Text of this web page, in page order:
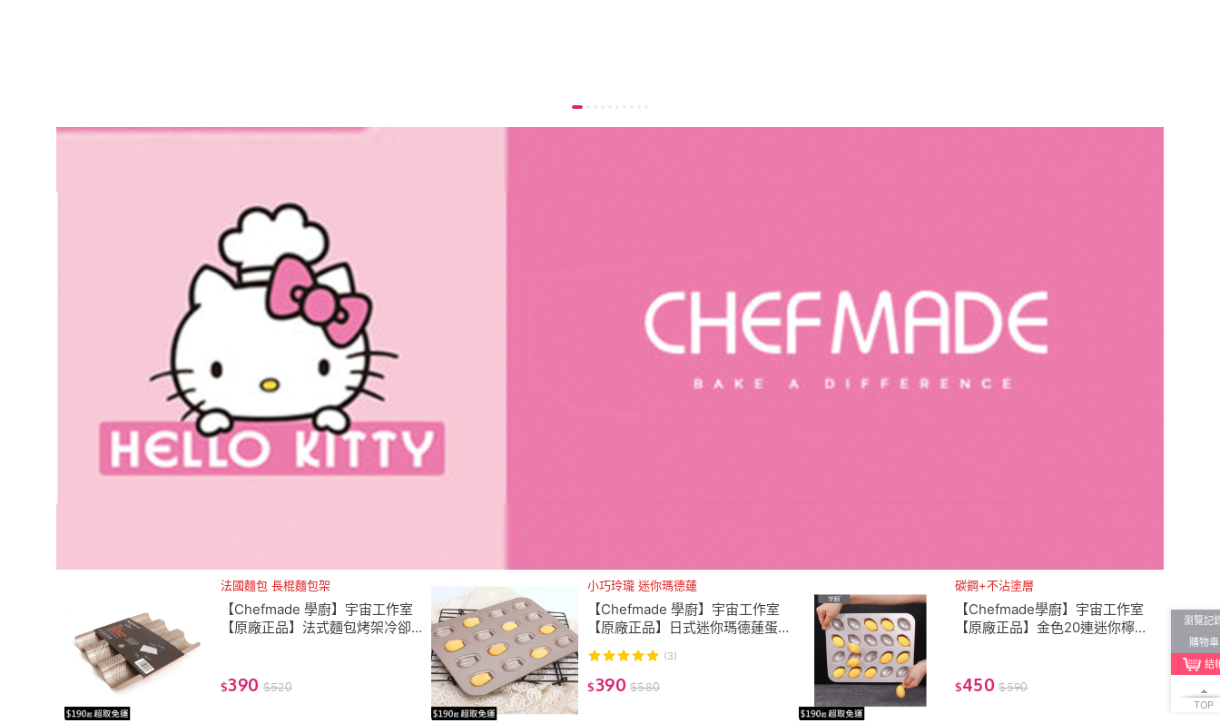
法國麵包 長棍麵包架
【Chefmade 學廚】宇宙工作室
【原廠正品】法式麵包烤架冷卻
$390 $520
小巧玲瓏 迷你瑪德蓮
【Chefmade 學廚】宇宙工作室
【原廠正品】日式迷你瑪德蓮蛋
糕模(WK9743貝殼模瑪德蓮模迷
你曲奇蛋糕模烤盤)
(3)
$390 $580
碳鋼+不沾塗層
【Chefmade學廚】宇宙工作室
【原廠正品】金色20連迷你檸檬
$450 $590
瀏覽記
購物車
結
TOP